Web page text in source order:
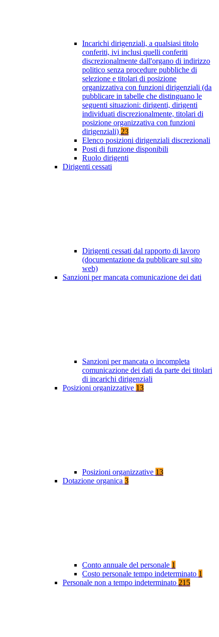
Incarichi dirigenziali, a qualsiasi titolo
conferiti, ivi inclusi quelli conferiti
discrezionalmente dall'organo di indirizzo
politico senza procedure pubbliche di
selezione e titolari di posizione
organizzativa con funzioni dirigenziali (da
pubblicare in tabelle che distinguano le
seguenti situazioni: dirigenti, dirigenti
individuati discrezionalmente, titolari di
posizione organizzativa con funzioni
dirigenziali) 23
Elenco posizioni dirigenziali discrezionali
Posti di funzione disponibili
Ruolo dirigenti
Dirigenti cessati
Dirigenti cessati dal rapporto di lavoro
(documentazione da pubblicare sul sito
web)
Sanzioni per mancata comunicazione dei dati
Sanzioni per mancata o incompleta
comunicazione dei dati da parte dei titolari
di incarichi dirigenziali
Posizioni organizzative 13
Posizioni organizzative 13
Dotazione organica 3
Conto annuale del personale 1
Costo personale tempo indeterminato 1
Personale non a tempo indeterminato 215